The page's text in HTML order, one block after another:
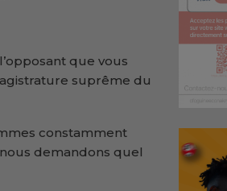
que vous
suprême du
constamment
demandons quel